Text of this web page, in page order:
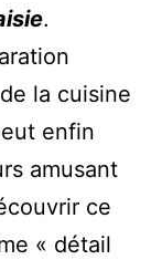
.
la cuisine
enfin
amusant
ce
« détail